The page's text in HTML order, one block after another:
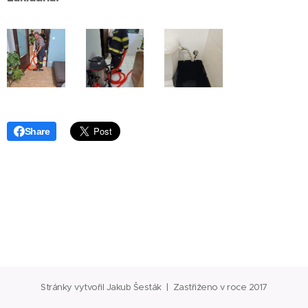
Share
Stránky vytvořil Jakub Šesták | Zastřiženo v roce 2017